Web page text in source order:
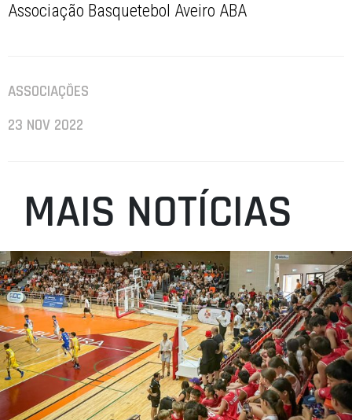
Associação Basquetebol Aveiro ABA
ASSOCIAÇÕES
23 NOV 2022
MAIS NOTÍCIAS